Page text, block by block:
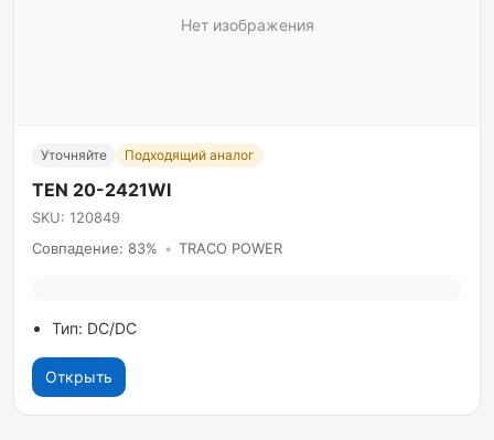
Нет изображения
Уточняйте Подходящий аналог
TEN 20-2421WI
SKU: 120849
Совпадение: 83% • TRACO POWER
Тип: DC/DC
Открыть